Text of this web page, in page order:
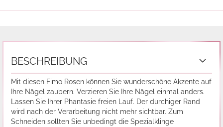
BESCHREIBUNG
Mit diesen Fimo Rosen können Sie wunderschöne Akzente auf
Ihre Nägel zaubern. Verzieren Sie Ihre Nägel einmal anders.
Lassen Sie Ihrer Phantasie freien Lauf. Der durchiger Rand
wird nach der Verarbeitung nicht mehr sichtbar. Zum
Schneiden sollten Sie unbedingt die Spezialklinge